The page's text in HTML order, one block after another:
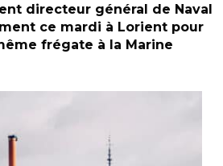
directeur général de Naval
ce mardi à Lorient pour
frégate à la Marine